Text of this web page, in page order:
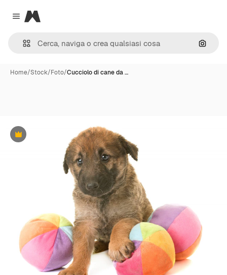
Close menu
Magnific
Cerca
Home/Stock/Foto/Cucciolo di cane da …
Premium